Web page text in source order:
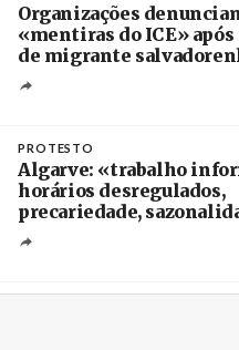
Organizações
«mentiras do ICE»
de migrante
PROTESTO
Algarve: «trabalho
horários desregulados,
precariedade,